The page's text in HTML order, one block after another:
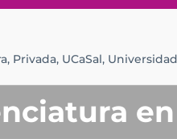
Privada, UCaSal, Universidad